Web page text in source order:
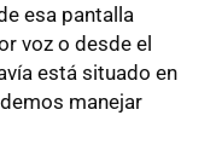
esa pantalla
voz o desde el
está situado en
manejar